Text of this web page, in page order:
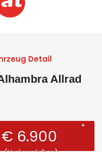
Detail
Allrad
€ 6.900